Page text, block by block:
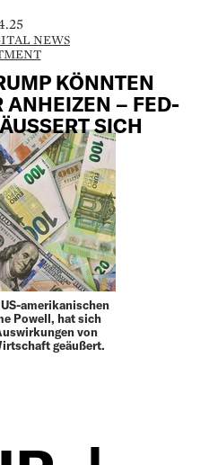
NEWS
KÖNNTEN
ANHEIZEN – FED-
SICH
amerikanischen
Powell, hat sich
von
geäußert.